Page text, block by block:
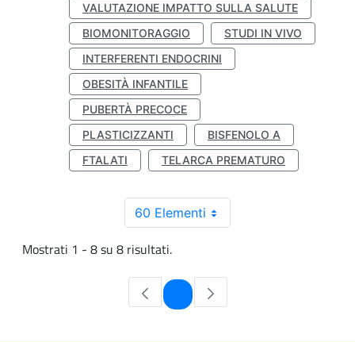
VALUTAZIONE IMPATTO SULLA SALUTE
BIOMONITORAGGIO
STUDI IN VIVO
INTERFERENTI ENDOCRINI
OBESITÀ INFANTILE
PUBERTÀ PRECOCE
PLASTICIZZANTI
BISFENOLO A
FTALATI
TELARCA PREMATURO
60 Elementi
Mostrati 1 - 8 su 8 risultati.
Pagina